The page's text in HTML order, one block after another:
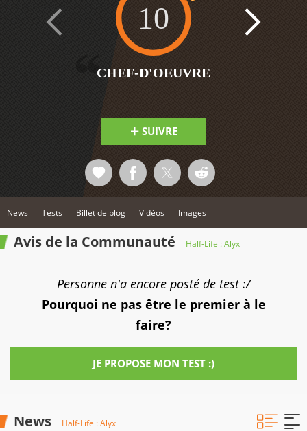
10
CHEF-D'OEUVRE
SUIVRE
News Tests Billet de blog Vidéos Images
Avis de la Communauté Half-Life : Alyx
Personne n'a encore posté de test :/
Pourquoi ne pas être le premier à le
faire?
JE PROPOSE MON TEST :)
News Half-Life : Alyx